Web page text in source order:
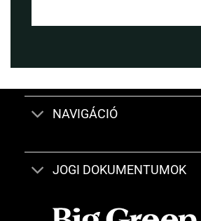
NAVIGÁCIÓ
JOGI DOKUMENTUMOK